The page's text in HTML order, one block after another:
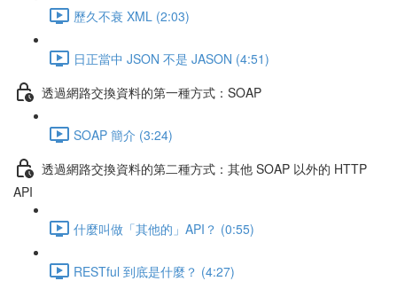
歷久不衰 XML (2:03)
日正當中 JSON 不是 JASON (4:51)
透過網路交換資料的第一種方式：SOAP
SOAP 簡介 (3:24)
透過網路交換資料的第二種方式：其他 SOAP 以外的 HTTP
API
什麼叫做「其他的」API？ (0:55)
RESTful 到底是什麼？ (4:27)